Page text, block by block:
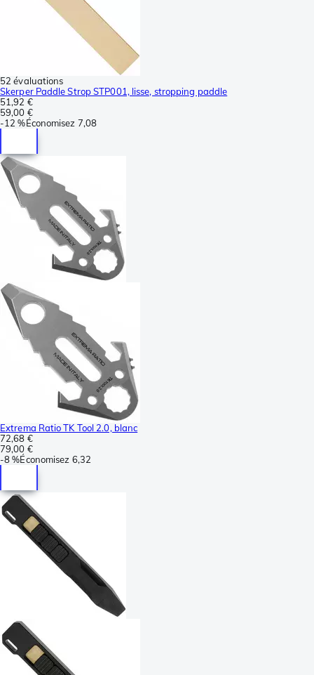
52 évaluations
Skerper Paddle Strop STP001, lisse, stropping paddle
51,92 €
59,00 €
-12 %Économisez 7,08
Extrema Ratio TK Tool 2.0, blanc
72,68 €
79,00 €
-8 %Économisez 6,32